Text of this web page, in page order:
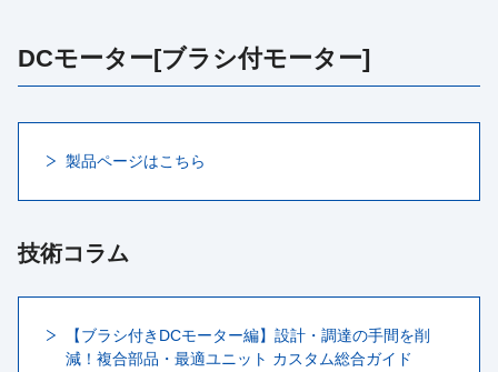
DCモーター[ブラシ付モーター]
製品ページはこちら
技術コラム
【ブラシ付きDCモーター編】設計・調達の手間を削
減！複合部品・最適ユニット カスタム総合ガイド